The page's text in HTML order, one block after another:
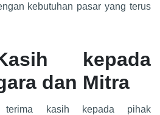
kebutuhan pasar yang terus
kepada
dan Mitra
terima kasih kepada pihak